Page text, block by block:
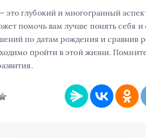
глубокий и многогранный
помочь вам лучше понять себя и
по датам рождения и сравнив
пройти в этой жизни.